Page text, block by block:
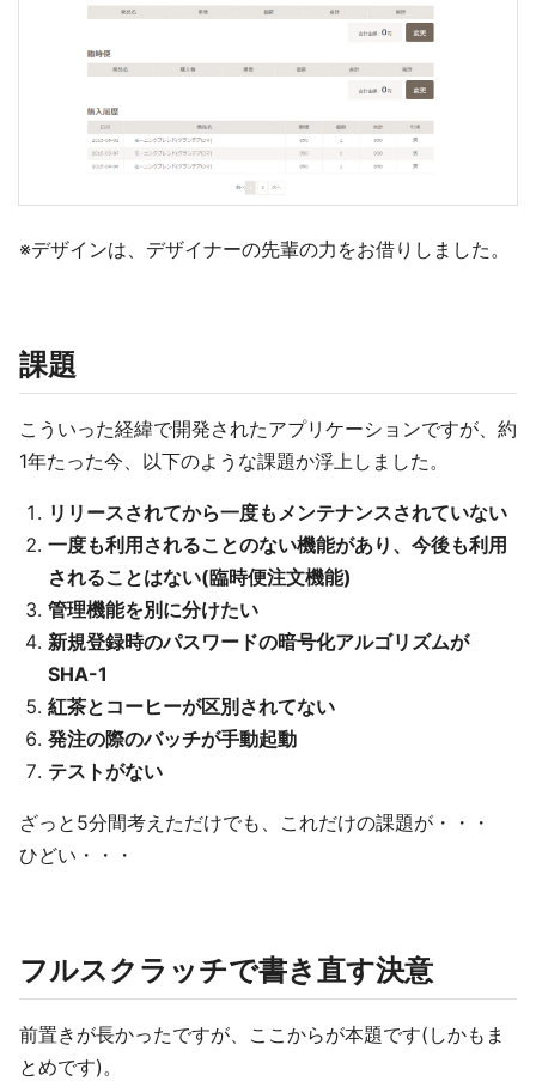
※デザインは、デザイナーの先輩の力をお借りしました。
課題
こういった経緯で開発されたアプリケーションですが、約
1年たった今、以下のような課題か浮上しました。
リリースされてから一度もメンテナンスされていない
一度も利用されることのない機能があり、今後も利用
されることはない(臨時便注文機能)
管理機能を別に分けたい
新規登録時のパスワードの暗号化アルゴリズムが
SHA-1
紅茶とコーヒーが区別されてない
発注の際のバッチが手動起動
テストがない
ざっと5分間考えただけでも、これだけの課題が・・・
ひどい・・・
フルスクラッチで書き直す決意
前置きが長かったですが、ここからが本題です(しかもま
とめです)。